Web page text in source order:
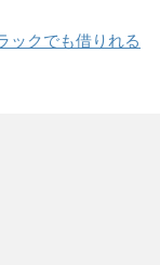
ックでも借りれる